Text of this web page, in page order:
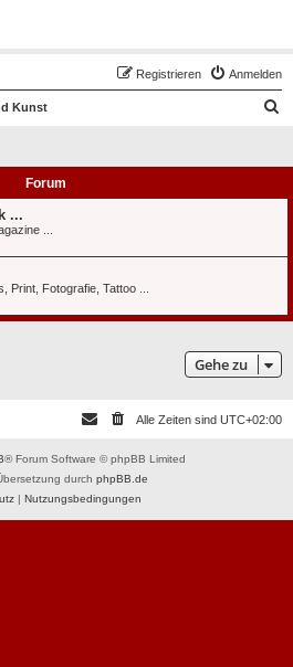
Anmelden
Registrieren
Kunst
Forum
...
...
Print, Fotografie, Tattoo ...
Gehe zu
Alle Zeiten sind UTC+02:00
® Forum Software © phpBB Limited
durch phpBB.de
| Nutzungsbedingungen